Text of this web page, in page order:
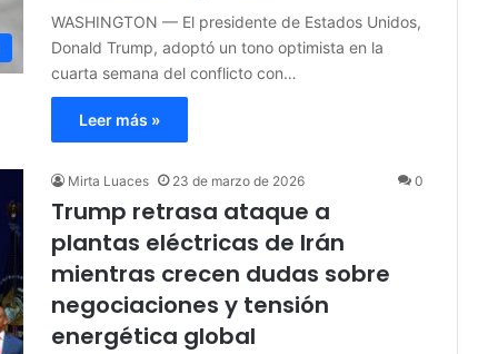
WASHINGTON — El presidente de Estados Unidos,
Donald Trump, adoptó un tono optimista en la
cuarta semana del conflicto con…
Leer más »
Mirta Luaces 23 de marzo de 2026 0
Trump retrasa ataque a
plantas eléctricas de Irán
mientras crecen dudas sobre
negociaciones y tensión
energética global